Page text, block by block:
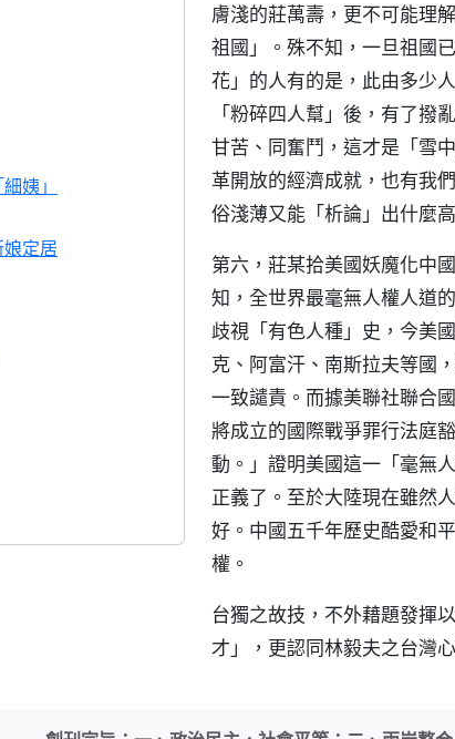
姨」
定居
膚淺的莊萬壽，更不可能理
祖國」。殊不知，一旦祖國
花」的人有的是，此由多少
「粉碎四人幫」後，有了
甘苦、同奮鬥，這才是「雪
革開放的經濟成就，也有我
俗淺薄又能「析論」出什麼
第六，莊某拾美國妖魔化中
知，全世界最毫無人權人道
歧視「有色人種」史，今美
克、阿富汗、南斯拉夫等國
一致譴責。而據美聯社聯合
將成立的國際戰爭罪行法庭
動。」證明美國這一「毫無
正義了。至於大陸現在雖然
好。中國五千年歷史酷愛和
權。
台獨之故技，不外藉題發揮
才」，更認同林毅夫之台灣